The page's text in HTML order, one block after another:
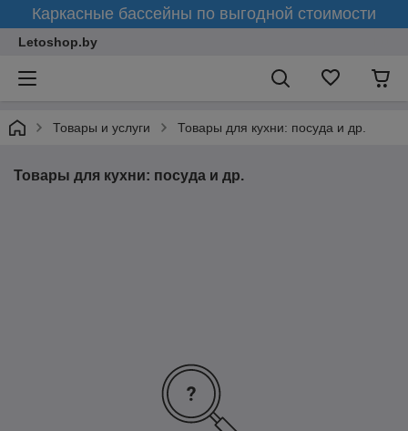
Каркасные бассейны по выгодной стоимости
Letoshop.by
Товары и услуги Товары для кухни: посуда и др.
Товары для кухни: посуда и др.